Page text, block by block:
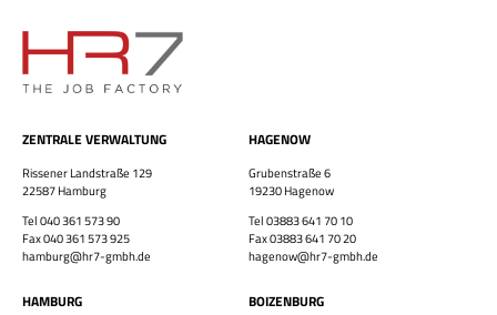
ZENTRALE VERWALTUNG
Rissener Landstraße 129
22587 Hamburg
Tel 040 361 573 90
Fax 040 361 573 925
hamburg@hr7-gmbh.de
HAMBURG
HAGENOW
Grubenstraße 6
19230 Hagenow
Tel 03883 641 70 10
Fax 03883 641 70 20
hagenow@hr7-gmbh.de
BOIZENBURG